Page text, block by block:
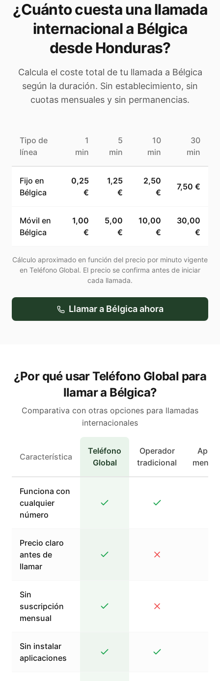
¿Cuánto cuesta una llamada
internacional a Bélgica
desde Honduras?
Calcula el coste total de tu llamada a Bélgica
según la duración. Sin establecimiento, sin
cuotas mensuales y sin permanencias.
Tipo de
línea
1
min
5
min
10
min
30
min
Fijo en
Bélgica
0,25
€
1,25
€
2,50
€
7,50 €
Móvil en
Bélgica
1,00
€
5,00
€
10,00
€
30,00
€
Cálculo aproximado en función del precio por minuto vigente
en Teléfono Global. El precio se confirma antes de iniciar
cada llamada.
Llamar a Bélgicaahora
¿Por qué usar Teléfono Global para
llamar a Bélgica?
Comparativa con otras opciones para llamadas
internacionales
Característica
Teléfono
Global
Operador
tradicional
Apps
Funciona con
cualquier
número
Precio claro
antes de
llamar
Sin
suscripción
mensual
Sin instalar
aplicaciones